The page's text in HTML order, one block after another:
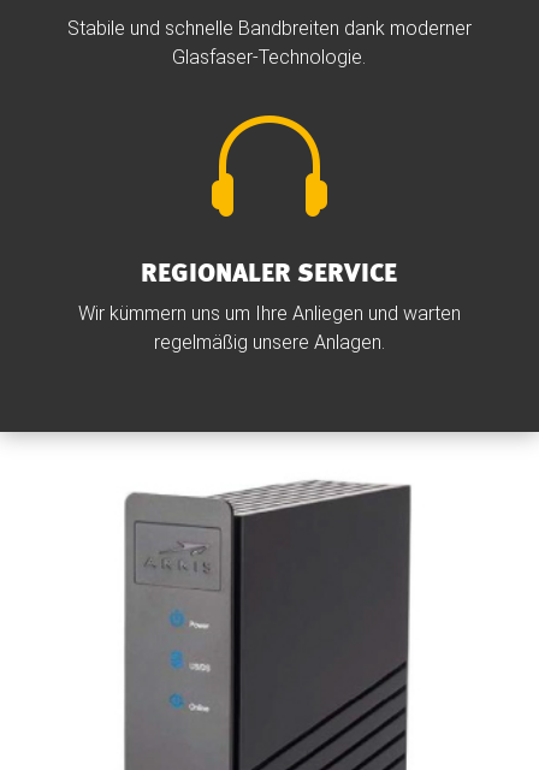
Stabile und schnelle Bandbreiten dank moderner
Glasfaser-Technologie.

REGIONALER SERVICE
Wir kümmern uns um Ihre Anliegen und warten
regelmäßig unsere Anlagen.